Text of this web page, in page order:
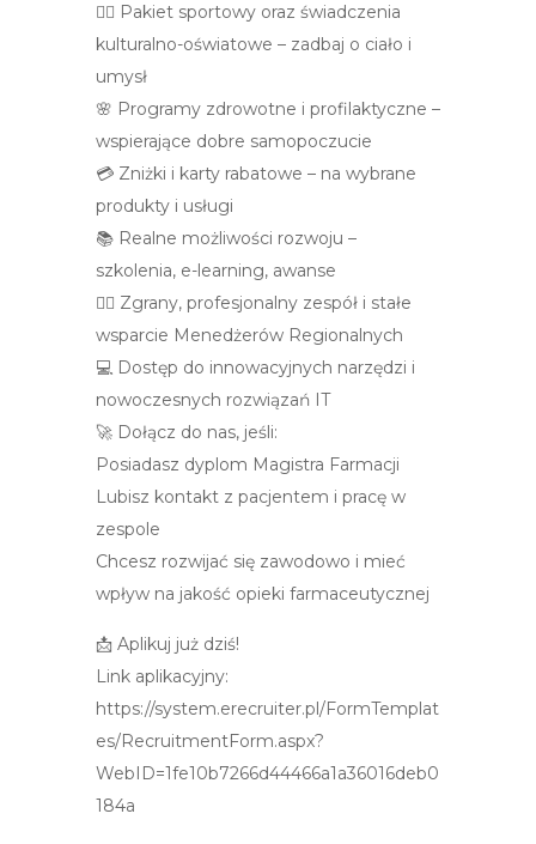
🏃‍♀️ Pakiet sportowy oraz świadczenia
kulturalno-oświatowe – zadbaj o ciało i
umysł
🌸 Programy zdrowotne i profilaktyczne –
wspierające dobre samopoczucie
💳 Zniżki i karty rabatowe – na wybrane
produkty i usługi
📚 Realne możliwości rozwoju –
szkolenia, e-learning, awanse
👩‍⚕️ Zgrany, profesjonalny zespół i stałe
wsparcie Menedżerów Regionalnych
💻 Dostęp do innowacyjnych narzędzi i
nowoczesnych rozwiązań IT
🚀 Dołącz do nas, jeśli:
Posiadasz dyplom Magistra Farmacji
Lubisz kontakt z pacjentem i pracę w
zespole
Chcesz rozwijać się zawodowo i mieć
wpływ na jakość opieki farmaceutycznej
📩 Aplikuj już dziś!
Link aplikacyjny:
https://system.erecruiter.pl/FormTemplat
es/RecruitmentForm.aspx?
WebID=1fe10b7266d44466a1a36016deb0
184a